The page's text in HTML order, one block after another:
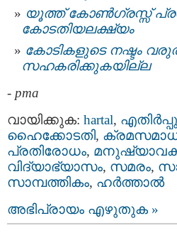
യൂത്ത് കോണ്‍ഗ്രസ്സ്
കോടതിയലക്ഷ്യം
കോടികളുടെ നഷ്ടം
സഹകരിക്കുകയില്ല
- pma
വായിക്കുക: hartal,
ഹൈക്കോടതി,
പ്രതിരോധം,
വിദ്യാഭ്യാസം, സമരം,
സാമ്പത്തികം, ഹര്‍ത്താല്‍
അഭിപ്രായം എഴുതുക »